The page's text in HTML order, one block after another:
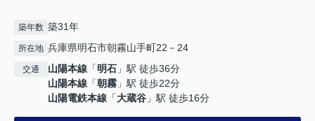
築年数 築31年
所在地 兵庫県明石市朝霧山手町22－24
交通 山陽本線 「明石 」駅 徒歩36分
山陽本線 「朝霧 」駅 徒歩22分
山陽電鉄本線 「大蔵谷 」駅 徒歩16分